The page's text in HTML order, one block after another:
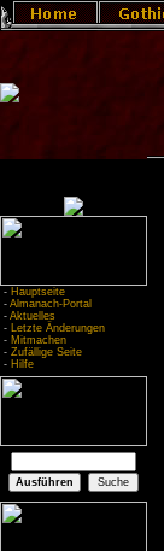
- Hauptseite
- Almanach-Portal
- Aktuelles
- Letzte Änderungen
- Mitmachen
- Zufällige Seite
- Hilfe